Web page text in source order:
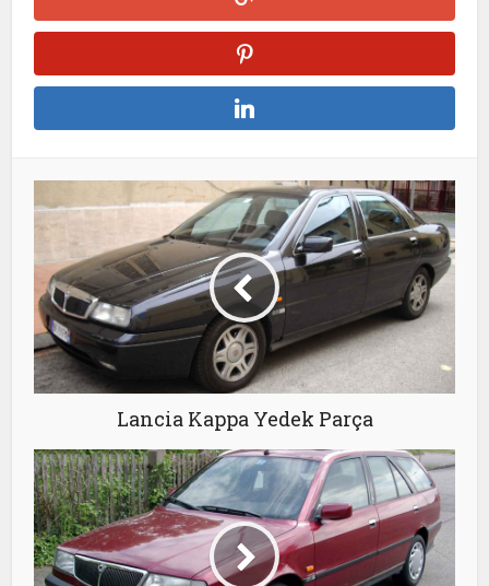
Lancia Kappa Yedek Parça